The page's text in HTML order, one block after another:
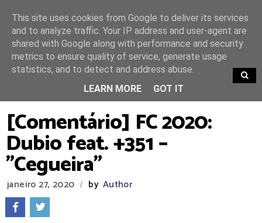
TRENDING
[Comentário] FC 2020:
Dubio feat. +351 –
"Cegueira"
janeiro 27, 2020 / by Author
This site uses cookies from Google to deliver its services
and to analyze traffic. Your IP address and user-agent are
shared with Google along with performance and security
metrics to ensure quality of service, generate usage
statistics, and to detect and address abuse.
LEARN MORE
GOT IT